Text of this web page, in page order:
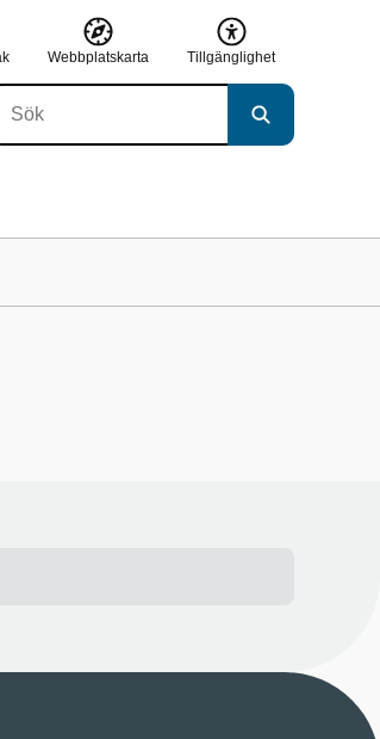
Webbplatskarta Tillgänglighet